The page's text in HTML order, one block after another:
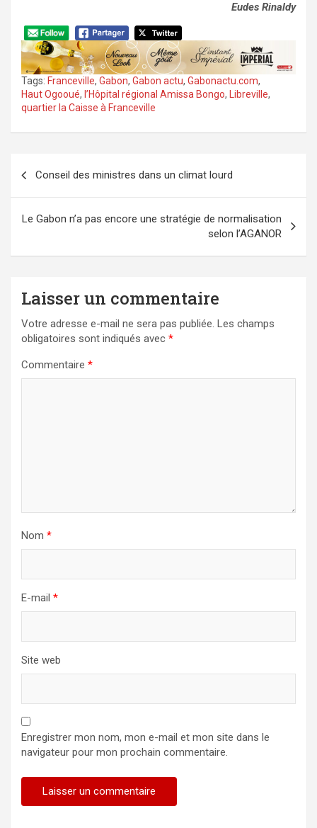
Eudes Rinaldy
Tags: Franceville, Gabon, Gabon actu, Gabonactu.com,
Haut Ogooué, l’Hôpital régional Amissa Bongo, Libreville,
quartier la Caisse à Franceville
de
l’article
Conseil des ministres dans un climat lourd
Le Gabon n’a pas encore une stratégie de normalisation
selon l’AGANOR
Laisser un commentaire
Votre adresse e-mail ne sera pas publiée. Les champs
obligatoires sont indiqués avec *
Commentaire *
Nom *
E-mail *
Site web
Enregistrer mon nom, mon e-mail et mon site dans le
navigateur pour mon prochain commentaire.